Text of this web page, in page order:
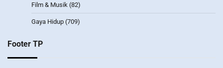
Film & Musik (82)
Gaya Hidup (709)
Footer TP